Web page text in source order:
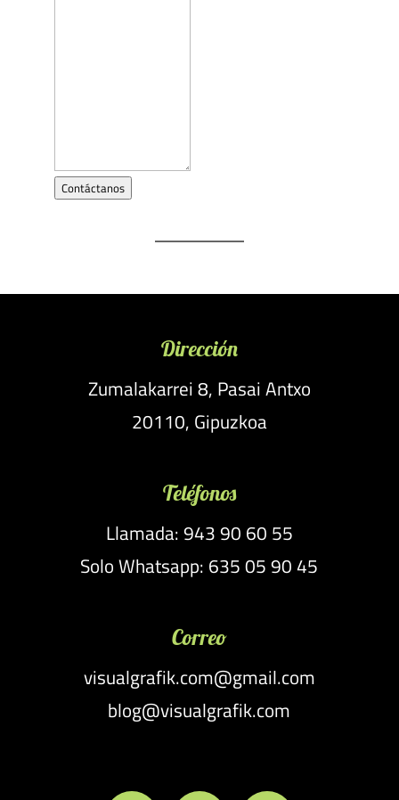
Contáctanos
Dirección
Zumalakarrei 8, Pasai Antxo
20110, Gipuzkoa
Teléfonos
Llamada: 943 90 60 55
Solo Whatsapp: 635 05 90 45
Correo
visualgrafik.com@gmail.com
blog@visualgrafik.com